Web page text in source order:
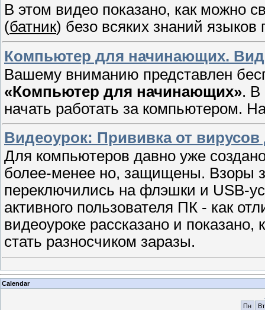
В этом видео показано, как можно
(батник) безо всяких знаний
Компьютер для начинающих.
Вашему вниманию представлен
«Компьютер для начинающих». В
начать работать за компьютером.
Видеоурок: Прививка от
Для компьютеров давно уже
более-менее но, защищены. Взоры
переключились на флэшки и USB-
активного пользователя ПК - как
видеоуроке рассказано и
стать разносчиком заразы.
Calendar
Пн
Вт